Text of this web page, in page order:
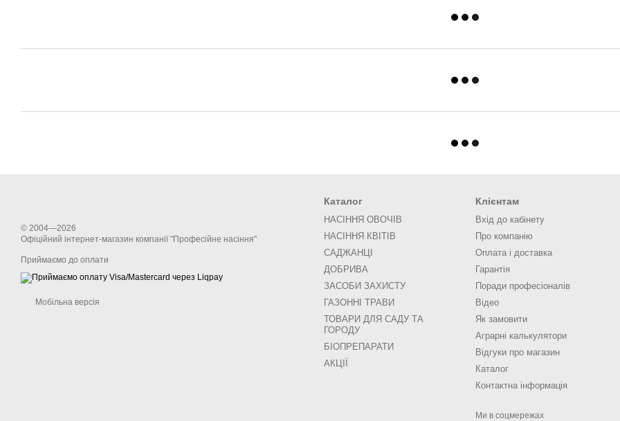
© 2004—2026
Офіційний інтернет-магазин компанії "Професійне насіння"
Приймаємо до оплати
Мобільна версія
Каталог
НАСІННЯ ОВОЧІВ
НАСІННЯ КВІТІВ
САДЖАНЦІ
ДОБРИВА
ЗАСОБИ ЗАХИСТУ
ГАЗОННІ ТРАВИ
ТОВАРИ ДЛЯ САДУ ТА
ГОРОДУ
БІОПРЕПАРАТИ
АКЦІЇ
Клієнтам
Вхід до кабінету
Про компанію
Оплата і доставка
Гарантія
Поради професіоналів
Відео
Як замовити
Аграрні калькулятори
Відгуки про магазин
Каталог
Контактна інформація
Ми в соцмережах